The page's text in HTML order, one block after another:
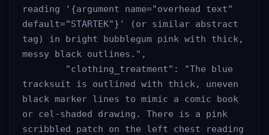
reading '{argument name="overhead text"
default="STARTEK"}' (or similar abstract
tag) in bright bubblegum pink with thick,
messy black outlines.",
"clothing_treatment": "The blue
tracksuit is outlined with thick, uneven
black marker lines to mimic a comic book
or cel-shaded drawing. There is a pink
scribbled patch on the left chest reading